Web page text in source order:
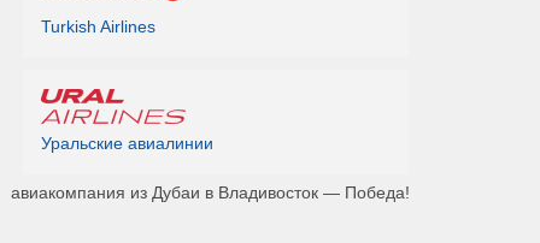
Turkish Airlines
Уральские авиалинии
авиакомпания из Дубаи в Владивосток — Победа!